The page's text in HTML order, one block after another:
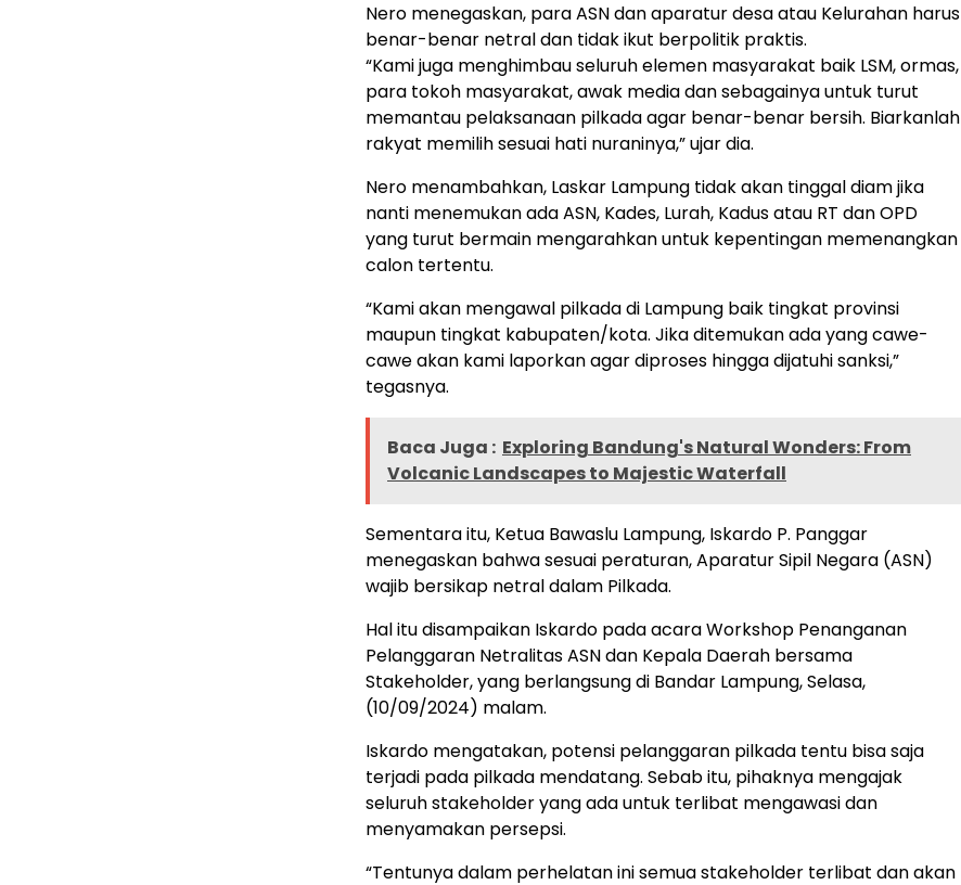
Nero menegaskan, para ASN dan aparatur desa atau Kelurahan harus
benar-benar netral dan tidak ikut berpolitik praktis.
“Kami juga menghimbau seluruh elemen masyarakat baik LSM, ormas,
para tokoh masyarakat, awak media dan sebagainya untuk turut
memantau pelaksanaan pilkada agar benar-benar bersih. Biarkanlah
rakyat memilih sesuai hati nuraninya,” ujar dia.
Nero menambahkan, Laskar Lampung tidak akan tinggal diam jika
nanti menemukan ada ASN, Kades, Lurah, Kadus atau RT dan OPD
yang turut bermain mengarahkan untuk kepentingan memenangkan
calon tertentu.
“Kami akan mengawal pilkada di Lampung baik tingkat provinsi
maupun tingkat kabupaten/kota. Jika ditemukan ada yang cawe-
cawe akan kami laporkan agar diproses hingga dijatuhi sanksi,”
tegasnya.
Baca Juga : Exploring Bandung's Natural Wonders: From
Volcanic Landscapes to Majestic Waterfall
Sementara itu, Ketua Bawaslu Lampung, Iskardo P. Panggar
menegaskan bahwa sesuai peraturan, Aparatur Sipil Negara (ASN)
wajib bersikap netral dalam Pilkada.
Hal itu disampaikan Iskardo pada acara Workshop Penanganan
Pelanggaran Netralitas ASN dan Kepala Daerah bersama
Stakeholder, yang berlangsung di Bandar Lampung, Selasa,
(10/09/2024) malam.
Iskardo mengatakan, potensi pelanggaran pilkada tentu bisa saja
terjadi pada pilkada mendatang. Sebab itu, pihaknya mengajak
seluruh stakeholder yang ada untuk terlibat mengawasi dan
menyamakan persepsi.
“Tentunya dalam perhelatan ini semua stakeholder terlibat dan akan